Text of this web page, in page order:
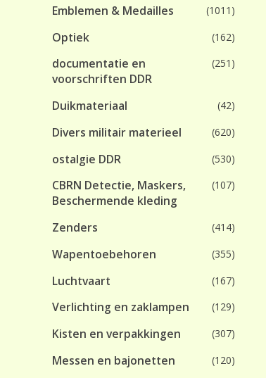
Emblemen & Medailles (1011)
Optiek (162)
documentatie en
voorschriften DDR
(251)
Duikmateriaal (42)
Divers militair materieel (620)
ostalgie DDR (530)
CBRN Detectie, Maskers,
Beschermende kleding
(107)
Zenders (414)
Wapentoebehoren (355)
Luchtvaart (167)
Verlichting en zaklampen (129)
Kisten en verpakkingen (307)
Messen en bajonetten (120)